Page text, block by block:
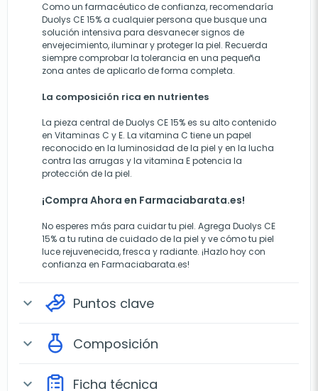
Como un farmacéutico de confianza, recomendaría
Duolys CE 15% a cualquier persona que busque una
solución intensiva para desvanecer signos de
envejecimiento, iluminar y proteger la piel. Recuerda
siempre comprobar la tolerancia en una pequeña
zona antes de aplicarlo de forma completa.
La composición rica en nutrientes
La pieza central de Duolys CE 15% es su alto contenido
en Vitaminas C y E. La vitamina C tiene un papel
reconocido en la luminosidad de la piel y en la lucha
contra las arrugas y la vitamina E potencia la
protección de la piel.
¡Compra Ahora en Farmaciabarata.es!
No esperes más para cuidar tu piel. Agrega Duolys CE
15% a tu rutina de cuidado de la piel y ve cómo tu piel
luce rejuvenecida, fresca y radiante. ¡Hazlo hoy con
confianza en Farmaciabarata.es!
expand_more Puntos clave
expand_more Composición
expand_more Ficha técnica